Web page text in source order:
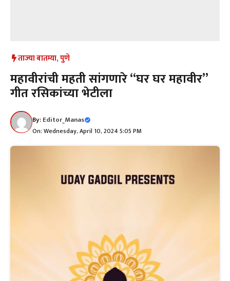
ताज्या बातम्या,पुणे
महावीरांची महती सांगणारे “घर घर महावीर”
गीत रसिकांच्या भेटीला
By:Editor_Manas
On: Wednesday, April 10, 2024 5:05 PM